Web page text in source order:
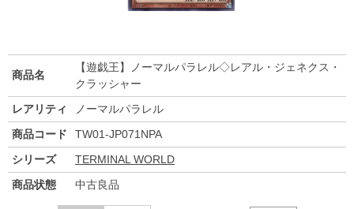
商品名
【遊戯王】ノーマルパラレル◇レアル・ジェネクス・
クラッシャー
レアリティ
ノーマルパラレル
商品コード
TW01-JP071NPA
シリーズ
TERMINAL WORLD
商品状態
中古良品